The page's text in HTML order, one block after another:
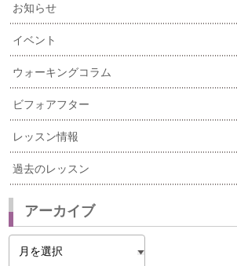
お知らせ
イベント
ウォーキングコラム
ビフォアフター
レッスン情報
過去のレッスン
アーカイブ